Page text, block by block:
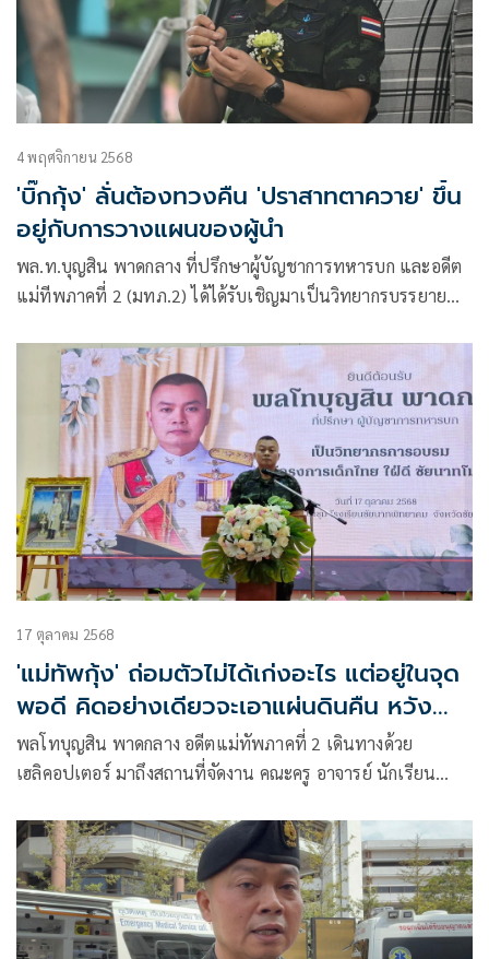
4 พฤศจิกายน 2568
'บิ๊กกุ้ง' ลั่นต้องทวงคืน 'ปราสาทตาควาย' ขึ้น
อยู่กับการวางแผนของผู้นำ
พล.ท.บุญสิน พาดกลาง ที่ปรึกษาผู้บัญชาการทหารบก และอดีต
แม่ทีพภาคที่ 2 (มทภ.2) ได้ได้รับเชิญมาเป็นวิทยากรบรรยาย
จิตสำนึก ด้านคุณธรรม จริยธรรม ความโปร่งใส เพื่อความมั่นคง
ของชาติ” ให้กับนักศึกษาสถาบันเทคโนโลยีปทุมวัน
17 ตุลาคม 2568
'แม่ทัพกุ้ง' ถ่อมตัวไม่ได้เก่งอะไร แต่อยู่ในจุด
พอดี คิดอย่างเดียวจะเอาแผ่นดินคืน หวัง
น้องๆจะทำอีกถ้ามีโอกาส
พลโทบุญสิน พาดกลาง อดีตแม่ทัพภาคที่ 2 เดินทางด้วย
เฮลิคอปเตอร์ มาถึงสถานที่จัดงาน คณะครู อาจารย์ นักเรียน
ต้อนรับด้วยความอบอุ่น